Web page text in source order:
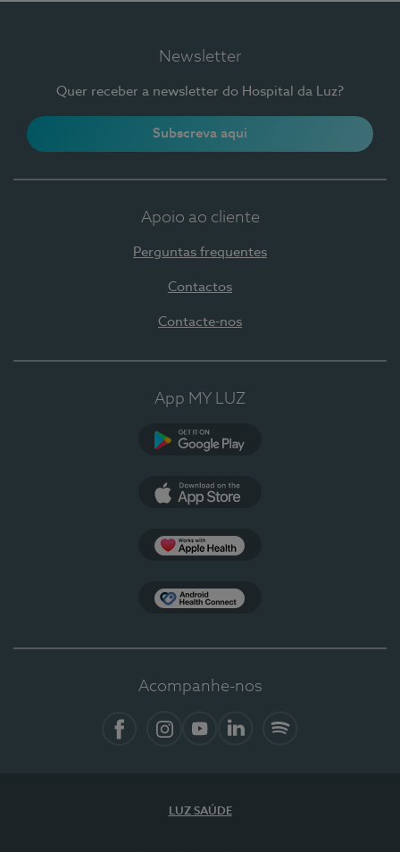
Newsletter
Quer receber a newsletter do Hospital da Luz?
Subscreva aqui
Apoio ao cliente
Perguntas frequentes
Contactos
Contacte-nos
App MY LUZ
Acompanhe-nos
LUZ SAÚDE